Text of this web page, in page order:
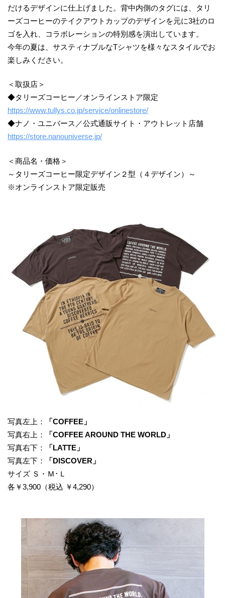
だけるデザインに仕上げました。背中内側のタグには、タリ
ーズコーヒーのテイクアウトカップのデザインを元に3社のロ
ゴを入れ、コラボレーションの特別感を演出しています。
今年の夏は、サスティナブルなTシャツを様々なスタイルでお
楽しみください。
＜取扱店＞
◆タリーズコーヒー／オンラインストア限定
https://www.tullys.co.jp/service/onlinestore/
◆ナノ・ユニバース／公式通販サイト・アウトレット店舗
https://store.nanouniverse.jp/
＜商品名・価格＞
～タリーズコーヒー限定デザイン２型（４デザイン）～
※オンラインストア限定販売
写真左上：
「COFFEE」
写真右上：
「COFFEE AROUND THE WORLD」
写真右下：
「LATTE」
写真左下：
「DISCOVER」
サイズ Ｓ・Ｍ･Ｌ
各￥3,900（税込 ￥4,290）